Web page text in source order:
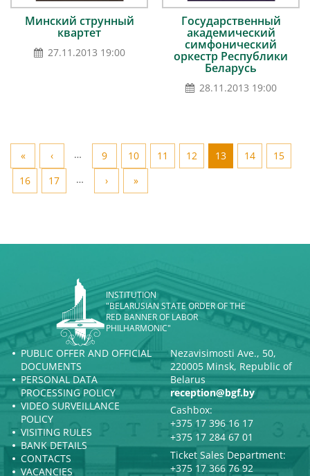
Минский струнный
квартет
27.11.2013 19:00
Государственный
академический
симфонический
оркестр Республики
Беларусь
28.11.2013 19:00
« ‹ … 9 10 11 12 13 14
15
16
17 … › »
INSTITUTION
"BELARUSIAN STATE ORDER OF THE
RED BANNER OF LABOR
PHILHARMONIC"
PUBLIC OFFER AND OFFICIAL
DOCUMENTS
PERSONAL DATA
PROCESSING POLICY
VIDEO SURVEILLANCE
POLICY
VISITING RULES
BANK DETAILS
CONTACTS
VACANCIES
Nezavisimosti Ave., 50,
220005 Minsk, Republic of
Belarus
reception@bgf.by
Cashbox:
+375 17 396 16 17
+375 17 284 67 01
Ticket Sales Department:
+375 17 366 76 92